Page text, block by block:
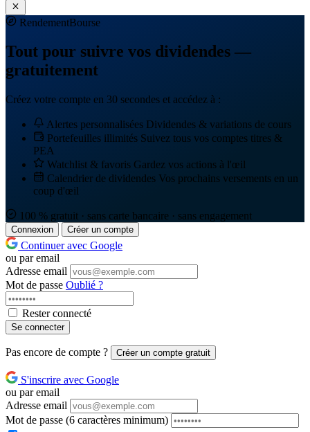
RendementBourse
Tout pour suivre vos dividendes —
gratuitement
Créez votre compte en 30 secondes et accédez à :
Alertes personnalisées Dividendes & variations de cours
Portefeuilles illimités Suivez tous vos comptes titres &
PEA
Watchlist & favoris Gardez vos actions à l'œil
Calendrier de dividendes Vos prochains versements en un
coup d'œil
100 % gratuit · sans carte bancaire · sans engagement
Connexion Créer un compte
Continuer avec Google
ou par email
Adresse email
Mot de passe Oublié ?
Rester connecté
Se connecter
Pas encore de compte ? Créer un compte gratuit
S'inscrire avec Google
ou par email
Adresse email
Mot de passe (6 caractères minimum)